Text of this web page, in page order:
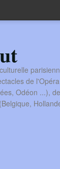
de
Odéon ...),